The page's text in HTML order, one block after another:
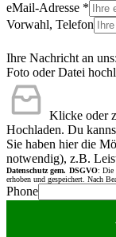
eMail-Adresse *
Vorwahl, Telefon
Ihre Nachricht an uns:
Foto oder Datei
Klicke oder
Hochladen. Du
Sie haben hier die
notwendig), z.B.
Datenschutz gem. DSGVO: Die
erhoben und gespeichert. Nach
Phone